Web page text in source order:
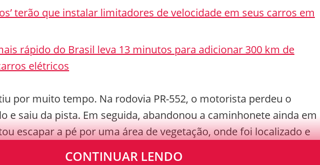
terão que instalar limitadores de velocidade em seus carros em
rápido do Brasil leva 13 minutos para adicionar 300 km de
elétricos
por muito tempo. Na rodovia PR-552, o motorista perdeu o
e saiu da pista. Em seguida, abandonou a caminhonete ainda em
escapar a pé por uma área de vegetação, onde foi localizado e
CONTINUAR LENDO